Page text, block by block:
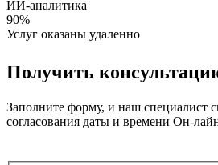
ИИ-аналитика
90%
Услуг оказаны удаленно
Получить
Заполните форму, и наш специалист
согласования даты и времени Он-